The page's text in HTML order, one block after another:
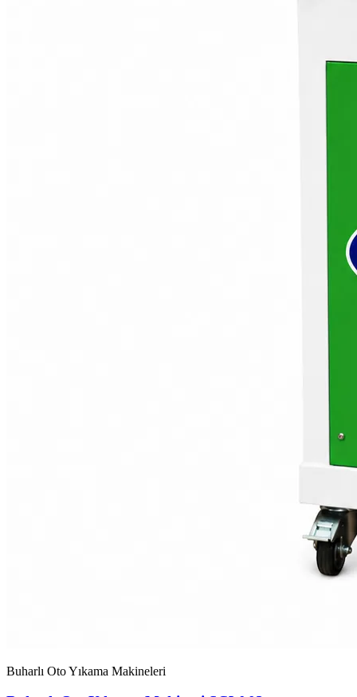
Buharlı Oto Yıkama Makineleri